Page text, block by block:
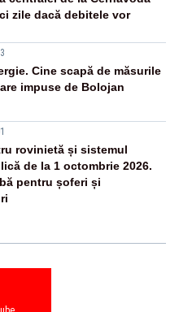
zile dacă debitele vor
Cine scapă de măsurile
impuse de Bolojan
rovinietă și sistemul
de la 1 octombrie 2026.
pentru șoferi și